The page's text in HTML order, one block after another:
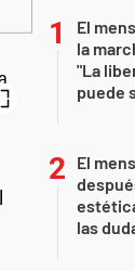
El
la
"La
puede
El
las